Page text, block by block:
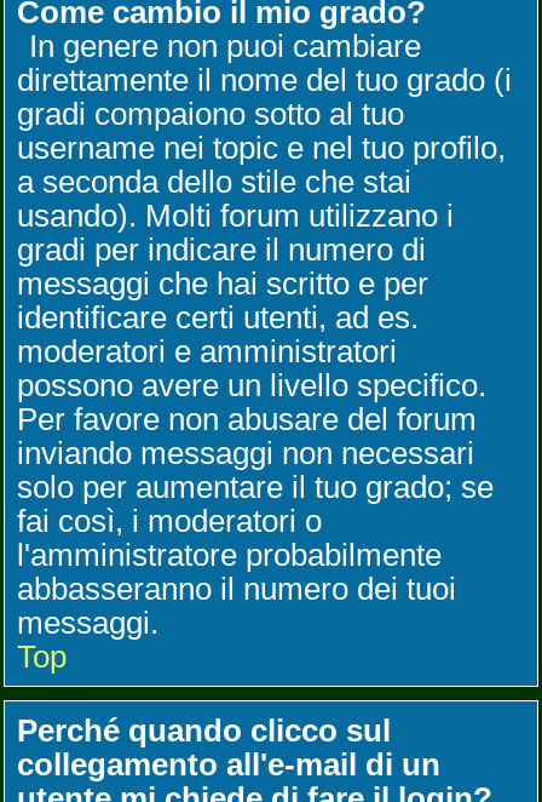
Come cambio il mio grado?
In genere non puoi cambiare
direttamente il nome del tuo grado (i
gradi compaiono sotto al tuo
username nei topic e nel tuo profilo,
a seconda dello stile che stai
usando). Molti forum utilizzano i
gradi per indicare il numero di
messaggi che hai scritto e per
identificare certi utenti, ad es.
moderatori e amministratori
possono avere un livello specifico.
Per favore non abusare del forum
inviando messaggi non necessari
solo per aumentare il tuo grado; se
fai così, i moderatori o
l'amministratore probabilmente
abbasseranno il numero dei tuoi
messaggi.
Top
Perché quando clicco sul
collegamento all'e-mail di un